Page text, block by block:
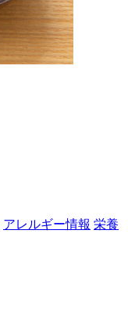
アレルギー情報 栄養